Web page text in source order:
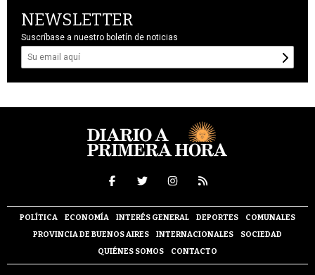
NEWSLETTER
Suscríbase a nuestro boletín de noticias
POLÍTICA ECONOMÍA INTERÉS GENERAL DEPORTES
COMUNALES
PROVINCIA DE BUENOS AIRES
INTERNACIONALES
SOCIEDAD
QUIÉNES SOMOS
CONTACTO